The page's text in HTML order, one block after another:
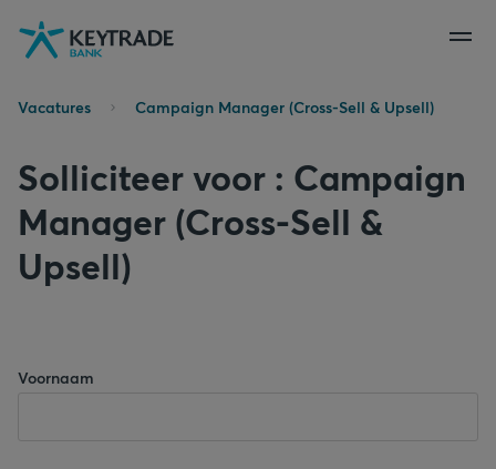
Naar
navigatie
Naar
aanmelden
Naar
inhoud
Vacatures Campaign Manager (Cross-Sell & Upsell)
Solliciteer voor : Campaign
Manager (Cross-Sell &
Upsell)
Voornaam